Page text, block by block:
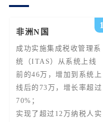
1
非洲N国
成功实施集成税收管理系
统（ITAS）从系统上线
前的46万，增加到系统上
线后的73万，增长率超过
70%；
实现了超过12万纳税人实